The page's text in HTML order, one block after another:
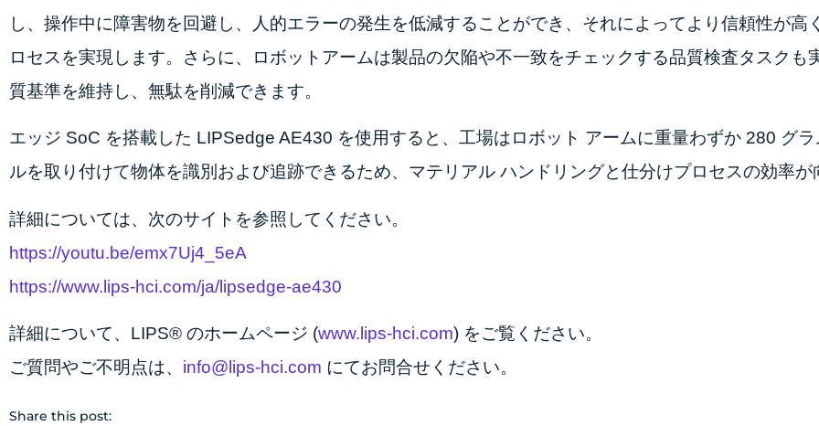
し、操作中に障害物を回避し、人的エラーの発生を低減することができ、それによってより信頼性が高
ロセスを実現します。さらに、ロボットアームは製品の欠陥や不一致をチェックする品質検査タスクも
質基準を維持し、無駄を削減できます。
エッジ SoC を搭載した LIPSedge AE430 を使用すると、工場はロボット アームに重量わずか 280 グ
ルを取り付けて物体を識別および追跡できるため、マテリアル ハンドリングと仕分けプロセスの効率が
詳細については、次のサイトを参照してください。
https://youtu.be/emx7Uj4_5eA
https://www.lips-hci.com/ja/lipsedge-ae430
詳細について、LIPS® のホームページ (www.lips-hci.com) をご覧ください。
ご質問やご不明点は、 info@lips-hci.com にてお問合せください。
Share this post: